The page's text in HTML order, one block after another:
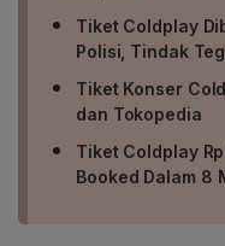
Tiket Coldplay
Polisi, Tindak
Tiket Konser
dan Tokopedia
Tiket Coldplay
Booked Dalam 8